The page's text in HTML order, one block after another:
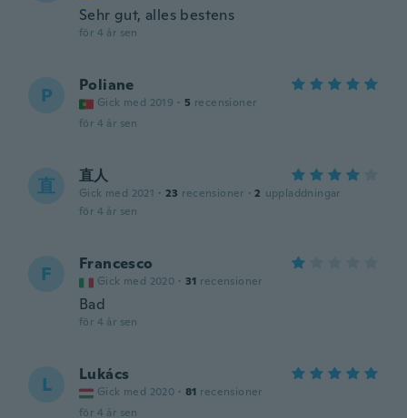
Sehr gut, alles bestens
för 4 år sen
P Poliane
Gick med 2019 · 5 recensioner
för 4 år sen
直 直人
Gick med 2021 · 23 recensioner · 2 uppladdningar
för 4 år sen
F Francesco
Gick med 2020 · 31 recensioner
Bad
för 4 år sen
L Lukács
Gick med 2020 · 81 recensioner
för 4 år sen